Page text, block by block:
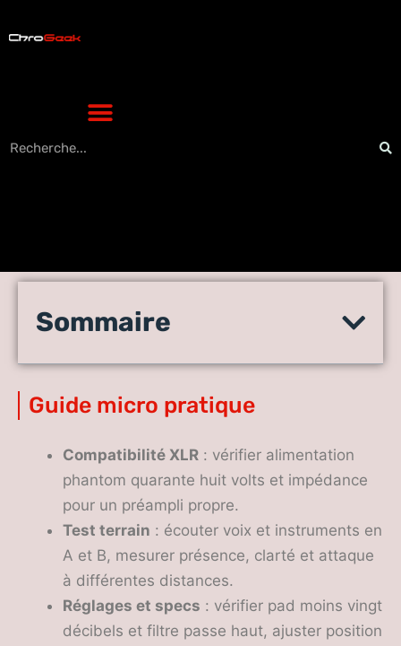
Bluebird SL mic : le meilleur
musiciens ?
Sommaire
Guide micro pratique
Compatibilité XLR : vérifier alimentation
phantom quarante huit volts et impédance
pour un préampli propre.
Test terrain : écouter voix et instruments en
A et B, mesurer présence, clarté et attaque
à différentes distances.
Réglages et specs : vérifier pad moins vingt
décibels et filtre passe haut, ajuster position